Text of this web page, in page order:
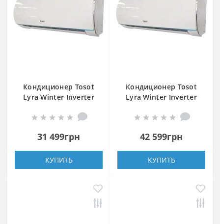
Кондиционер Tosot
Lyra Winter Inverter
31 499грн
КУПИТЬ
Кондиционер Tosot
Lyra Winter Inverter
42 599грн
КУПИТЬ